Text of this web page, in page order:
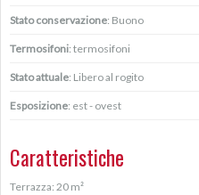
Stato conservazione: Buono
Termosifoni: termosifoni
Stato attuale: Libero al rogito
Esposizione: est - ovest
Caratteristiche
Terrazza: 20 m²